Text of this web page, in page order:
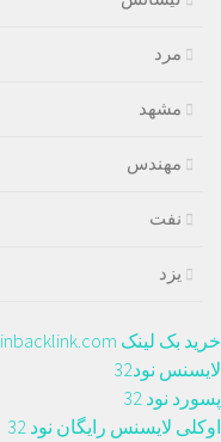
مرد
مشهد
مهندس
نفت
یزد
خرید بک لینک behtarinbacklink.com
لایسنس نود32
پسورد نود 32
اوکلی لایسنس رایگان نود 32